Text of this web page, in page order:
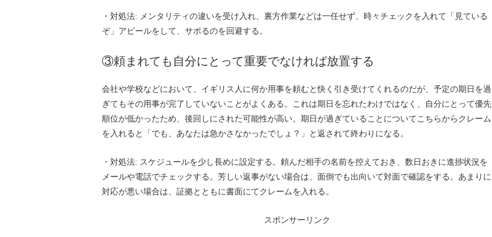
・対処法: メンタリティの違いを受け入れ、裏方作業などは一任せず、時々チェックを入れて「見ている
ぞ」アピールをして、サボるのを回避する。
③頼まれても自分にとって重要でなければ放置する
会社や学校などにおいて、イギリス人に何か用事を頼むと快く引き受けてくれるのだが、予定の期日を過
ぎてもその用事が完了していないことがよくある。これは期日を忘れたわけではなく、自分にとって優先
順位が低かったため、後回しにされた可能性が高い。期日が過ぎていることについてこちらからクレーム
を入れると「でも、あなたは急かさなかったでしょ？」と返されて終わりになる。
・対処法: スケジュールを少し長めに設定する。頼んだ相手の名前を控えておき、数日おきに進捗状況を
メールや電話でチェックする。芳しい返事がない場合は、面倒でも出向いて対面で確認をする。あまりに
対応が悪い場合は、証拠とともに書面にてクレームを入れる。
スポンサーリンク